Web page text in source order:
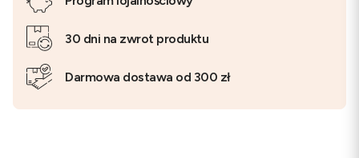
30 dni na zwrot produktu
Darmowa dostawa od 300 zł